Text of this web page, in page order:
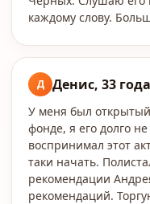
каждому слову.
Д Денис, 33
У меня был
фонде, я его долго
воспринимал этот
таки начать.
рекомендации
рекомендаций.